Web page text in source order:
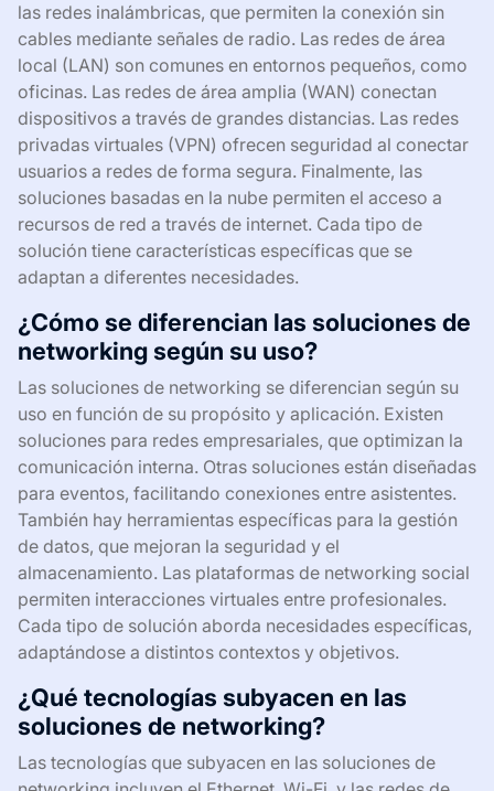
las redes inalámbricas, que permiten la conexión sin
cables mediante señales de radio. Las redes de área
local (LAN) son comunes en entornos pequeños, como
oficinas. Las redes de área amplia (WAN) conectan
dispositivos a través de grandes distancias. Las redes
privadas virtuales (VPN) ofrecen seguridad al conectar
usuarios a redes de forma segura. Finalmente, las
soluciones basadas en la nube permiten el acceso a
recursos de red a través de internet. Cada tipo de
solución tiene características específicas que se
adaptan a diferentes necesidades.
¿Cómo se diferencian las soluciones de
networking según su uso?
Las soluciones de networking se diferencian según su
uso en función de su propósito y aplicación. Existen
soluciones para redes empresariales, que optimizan la
comunicación interna. Otras soluciones están diseñadas
para eventos, facilitando conexiones entre asistentes.
También hay herramientas específicas para la gestión
de datos, que mejoran la seguridad y el
almacenamiento. Las plataformas de networking social
permiten interacciones virtuales entre profesionales.
Cada tipo de solución aborda necesidades específicas,
adaptándose a distintos contextos y objetivos.
¿Qué tecnologías subyacen en las
soluciones de networking?
Las tecnologías que subyacen en las soluciones de